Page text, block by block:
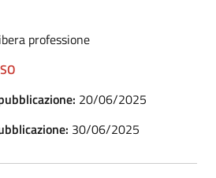
professione
20/06/2025
30/06/2025